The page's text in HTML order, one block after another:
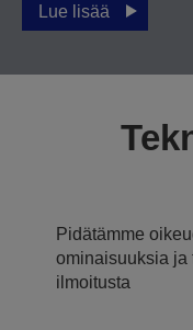
Lue lisää
Pidätämme
ominaisuuksia ja
ilmoitusta